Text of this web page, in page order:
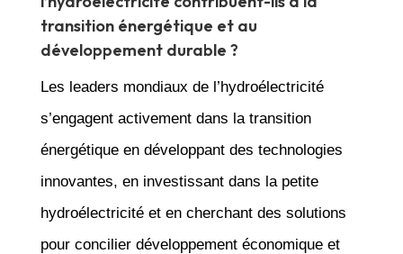
transition énergétique et au
développement durable ?
Les leaders mondiaux de l’hydroélectricité
s’engagent activement dans la transition
énergétique en développant des technologies
innovantes, en investissant dans la petite
hydroélectricité et en cherchant des solutions
pour concilier développement économique et